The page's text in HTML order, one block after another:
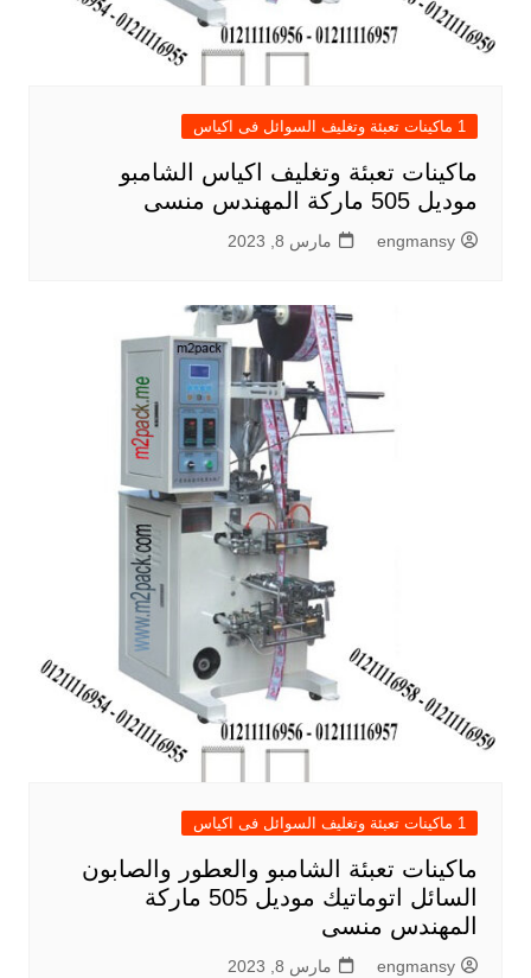
1 ماكينات تعبئة وتغليف السوائل فى اكياس
ماكينات تعبئة وتغليف اكياس الشامبو
موديل 505 ماركة المهندس منسى
engmansy مارس 8, 2023
1 ماكينات تعبئة وتغليف السوائل فى اكياس
ماكينات تعبئة الشامبو والعطور والصابون
السائل اتوماتيك موديل 505 ماركة
المهندس منسى
engmansy مارس 8, 2023